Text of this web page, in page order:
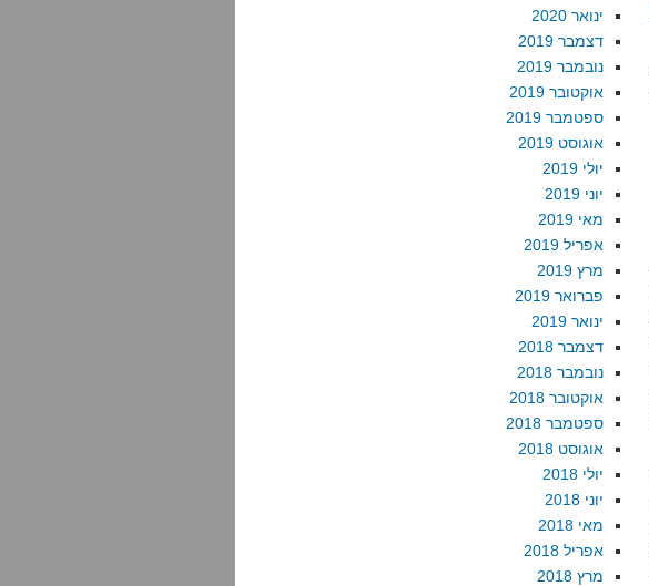
ינואר 2020
דצמבר 2019
נובמבר 2019
אוקטובר 2019
ספטמבר 2019
אוגוסט 2019
יולי 2019
יוני 2019
מאי 2019
אפריל 2019
מרץ 2019
פברואר 2019
ינואר 2019
דצמבר 2018
נובמבר 2018
אוקטובר 2018
ספטמבר 2018
אוגוסט 2018
יולי 2018
יוני 2018
מאי 2018
אפריל 2018
מרץ 2018